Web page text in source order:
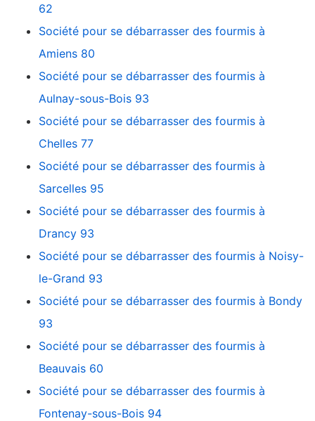
62
Société pour se débarrasser des fourmis à
Amiens 80
Société pour se débarrasser des fourmis à
Aulnay-sous-Bois 93
Société pour se débarrasser des fourmis à
Chelles 77
Société pour se débarrasser des fourmis à
Sarcelles 95
Société pour se débarrasser des fourmis à
Drancy 93
Société pour se débarrasser des fourmis à Noisy-
le-Grand 93
Société pour se débarrasser des fourmis à Bondy
93
Société pour se débarrasser des fourmis à
Beauvais 60
Société pour se débarrasser des fourmis à
Fontenay-sous-Bois 94